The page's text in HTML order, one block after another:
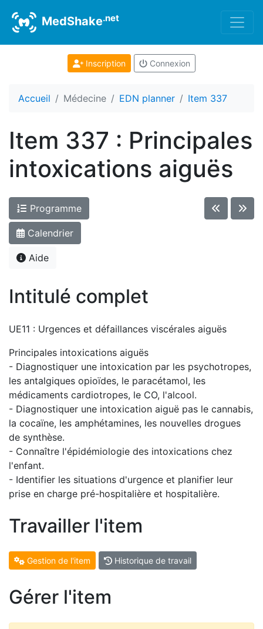
MedShake.net
Inscription Connexion
Accueil Médecine EDN planner Item 337
Item 337 : Principales
intoxications aiguës
Programme
Calendrier
Aide
Intitulé complet
UE11 : Urgences et défaillances viscérales aiguës
Principales intoxications aiguës
- Diagnostiquer une intoxication par les psychotropes,
les antalgiques opioïdes, le paracétamol, les
médicaments cardiotropes, le CO, l'alcool.
- Diagnostiquer une intoxication aiguë pas le cannabis,
la cocaïne, les amphétamines, les nouvelles drogues
de synthèse.
- Connaître l'épidémiologie des intoxications chez
l'enfant.
- Identifier les situations d'urgence et planifier leur
prise en charge pré-hospitalière et hospitalière.
Travailler l'item
Gestion de l'item Historique de travail
Gérer l'item